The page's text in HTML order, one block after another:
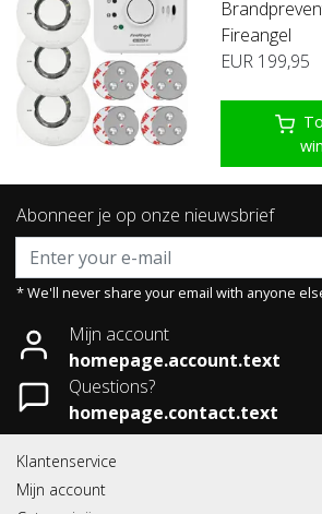
Fireangel
EUR 199,95
Abonneer je op onze nieuwsbrief
* We'll never share your email with anyone
Mijn account
homepage.account.text
Questions?
homepage.contact.text
Klantenservice
Mijn account